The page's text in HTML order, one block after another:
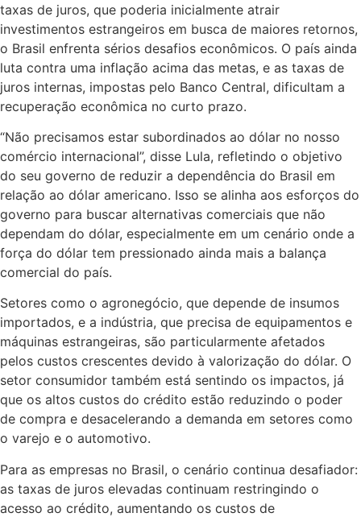
taxas de juros, que poderia inicialmente atrair
investimentos estrangeiros em busca de maiores retornos,
o Brasil enfrenta sérios desafios econômicos. O país ainda
luta contra uma inflação acima das metas, e as taxas de
juros internas, impostas pelo Banco Central, dificultam a
recuperação econômica no curto prazo.
“Não precisamos estar subordinados ao dólar no nosso
comércio internacional”, disse Lula, refletindo o objetivo
do seu governo de reduzir a dependência do Brasil em
relação ao dólar americano. Isso se alinha aos esforços do
governo para buscar alternativas comerciais que não
dependam do dólar, especialmente em um cenário onde a
força do dólar tem pressionado ainda mais a balança
comercial do país.
Setores como o agronegócio, que depende de insumos
importados, e a indústria, que precisa de equipamentos e
máquinas estrangeiras, são particularmente afetados
pelos custos crescentes devido à valorização do dólar. O
setor consumidor também está sentindo os impactos, já
que os altos custos do crédito estão reduzindo o poder
de compra e desacelerando a demanda em setores como
o varejo e o automotivo.
Para as empresas no Brasil, o cenário continua desafiador:
as taxas de juros elevadas continuam restringindo o
acesso ao crédito, aumentando os custos de